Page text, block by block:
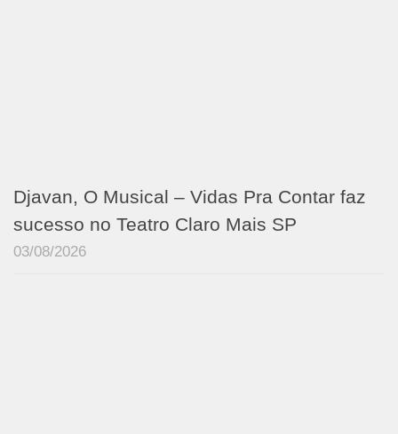
Djavan, O Musical – Vidas Pra Contar faz
sucesso no Teatro Claro Mais SP
03/08/2026